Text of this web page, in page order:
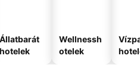
Állatbarát
hotelek
Wellnessh
otelek